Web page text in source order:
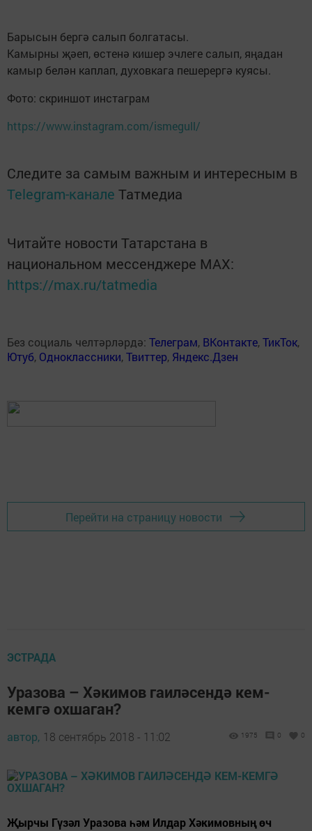
Барысын бергә салып болгатасы.
Камырны җәеп, өстенә кишер эчлеге салып, яңадан
камыр белән каплап, духовкага пешерергә куясы.
Фото: скриншот инстаграм
https://www.instagram.com/ismegull/
Следите за самым важным и интересным в
Telegram-канале Татмедиа
Читайте новости Татарстана в
национальном мессенджере MАХ:
https://max.ru/tatmedia
Без социаль челтәрләрдә: Телеграм, ВКонтакте,ТикТок,
Ютуб, Одноклассники,Твиттер, Яндекс.Дзен
Перейти на страницу новости
ЭСТРАДА
Уразова – Хәкимов гаиләсендә кем-
кемгә охшаган?
автор, 18 сентябрь 2018 - 11:02 1975 0 0
Җырчы Гүзәл Уразова һәм Илдар Хәкимовның өч